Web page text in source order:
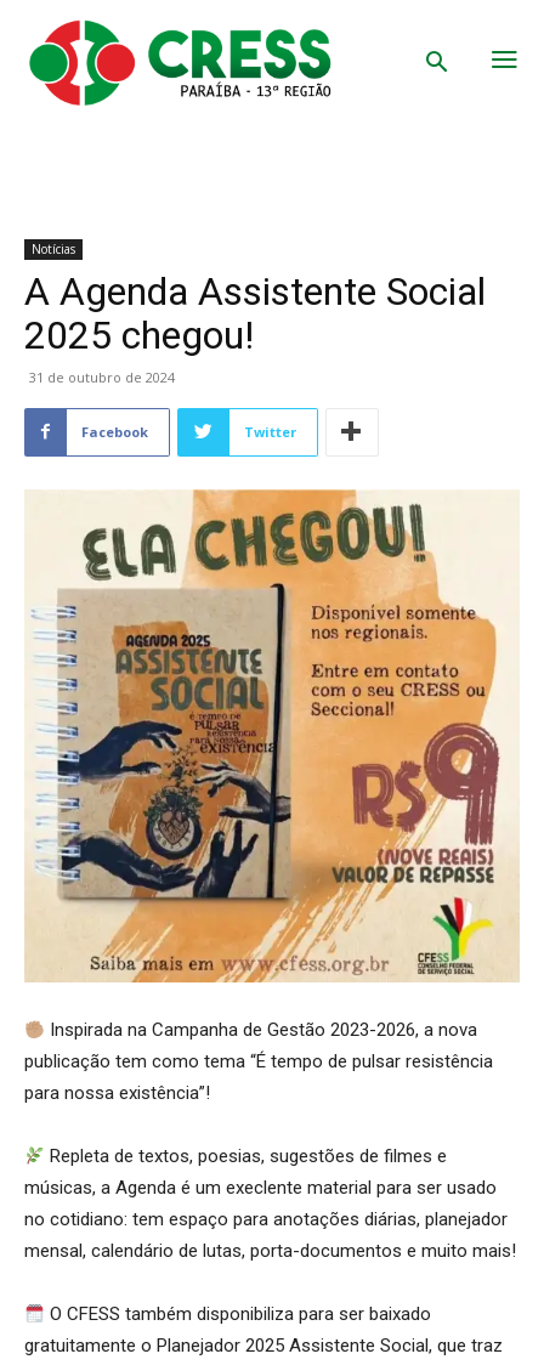
Notícias
A Agenda Assistente Social
2025 chegou!
31 de outubro de 2024
Facebook Twitter
Inspirada na Campanha de Gestão 2023-2026, a nova
publicação tem como tema “É tempo de pulsar resistência
para nossa existência”!
Repleta de textos, poesias, sugestões de filmes e
músicas, a Agenda é um execlente material para ser usado
no cotidiano: tem espaço para anotações diárias, planejador
mensal, calendário de lutas, porta-documentos e muito mais!
O CFESS também disponibiliza para ser baixado
gratuitamente o Planejador 2025 Assistente Social, que traz